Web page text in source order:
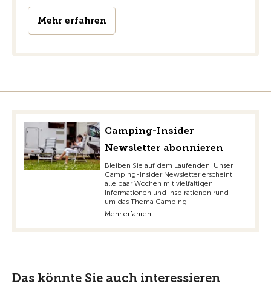
Mehr erfahren
Camping-Insider
Newsletter abonnieren
Bleiben Sie auf dem Laufenden! Unser
Camping-Insider Newsletter erscheint
alle paar Wochen mit vielfältigen
Informationen und Inspirationen rund
um das Thema Camping.
Mehr erfahren
Das könnte Sie auch interessieren